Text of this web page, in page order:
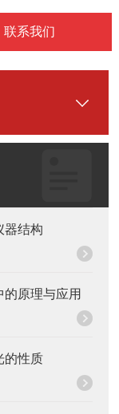
联系我们
器结构
原理与应用
的性质